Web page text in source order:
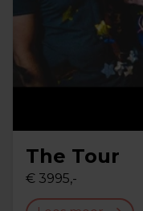
The Tour
€ 3995,-